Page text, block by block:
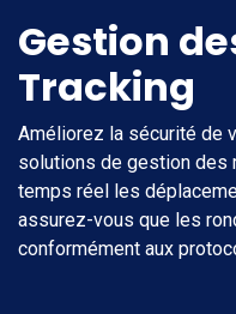
Gestion
Tracking
Améliorez la sécurité de
solutions de gestion des
temps réel les
assurez-vous que les
conformément aux